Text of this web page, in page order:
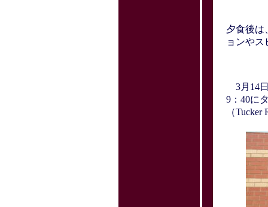
夕食後は
ョンや
3月14
9：40に
（